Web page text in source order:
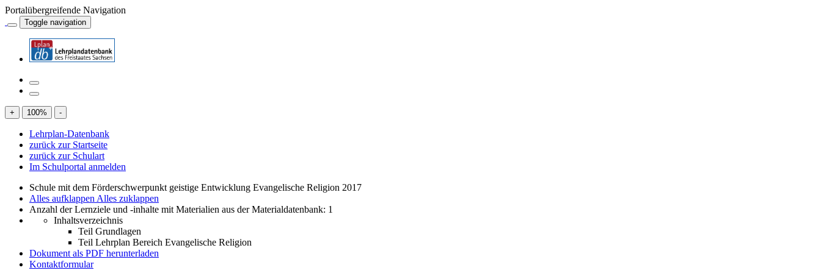
Portalübergreifende Navigation
Toggle navigation
+ 100% -
Lehrplan-Datenbank
zurück zur Startseite
zurück zur Schulart
Im Schulportal anmelden
Schule mit dem Förderschwerpunkt geistige Entwicklung Evangelische Religion 2017
Alles aufklappen Alles zuklappen
Anzahl der Lernziele und -inhalte mit Materialien aus der Materialdatenbank: 1
Inhaltsverzeichnis
Teil Grundlagen
Teil Lehrplan Bereich Evangelische Religion
Dokument als PDF herunterladen
Kontaktformular